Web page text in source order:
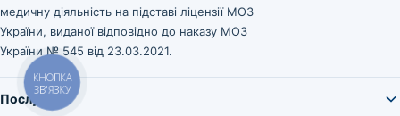
медичну діяльність на підставі ліцензії МОЗ
України, виданої відповідно до наказу МОЗ
України № 545 від 23.03.2021.
Послуги
КНОПКА
ЗВ'ЯЗКУ